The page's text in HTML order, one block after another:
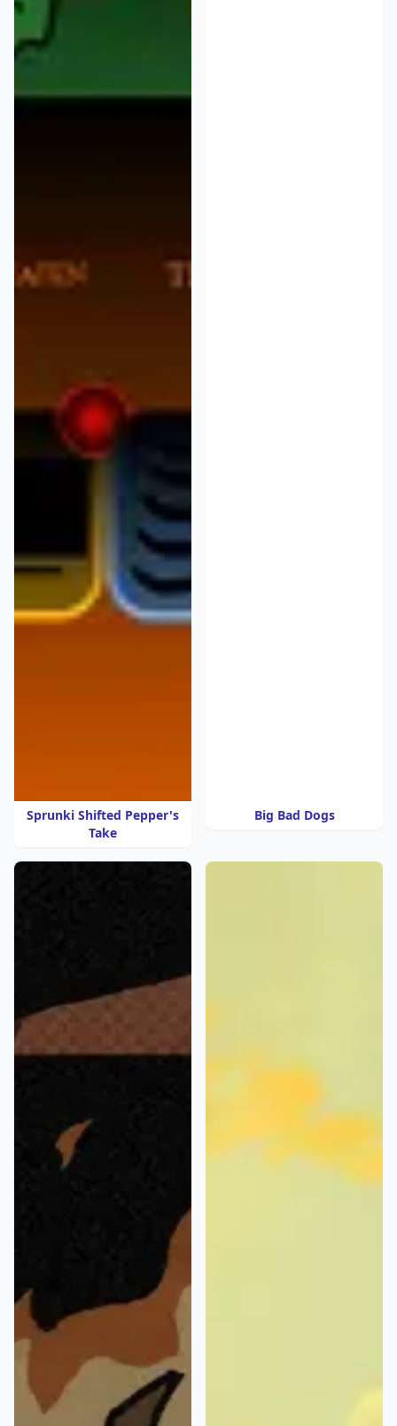
Sprunki Shifted Pepper's
Take
Big Bad Dogs